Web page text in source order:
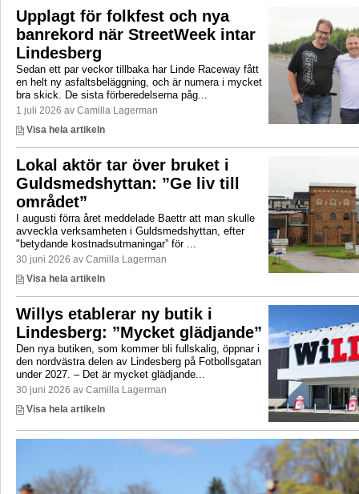
Upplagt för folkfest och nya
banrekord när StreetWeek intar
Lindesberg
Sedan ett par veckor tillbaka har Linde Raceway fått
en helt ny asfaltsbeläggning, och är numera i mycket
bra skick. De sista förberedelserna påg...
1 juli 2026 av Camilla Lagerman
Visa hela artikeln
Lokal aktör tar över bruket i
Guldsmedshyttan: ”Ge liv till
området”
I augusti förra året meddelade Baettr att man skulle
avveckla verksamheten i Guldsmedshyttan, efter
"betydande kostnadsutmaningar” för ...
30 juni 2026 av Camilla Lagerman
Visa hela artikeln
Willys etablerar ny butik i
Lindesberg: ”Mycket glädjande”
Den nya butiken, som kommer bli fullskalig, öppnar i
den nordvästra delen av Lindesberg på Fotbollsgatan
under 2027. – Det är mycket glädjande...
30 juni 2026 av Camilla Lagerman
Visa hela artikeln